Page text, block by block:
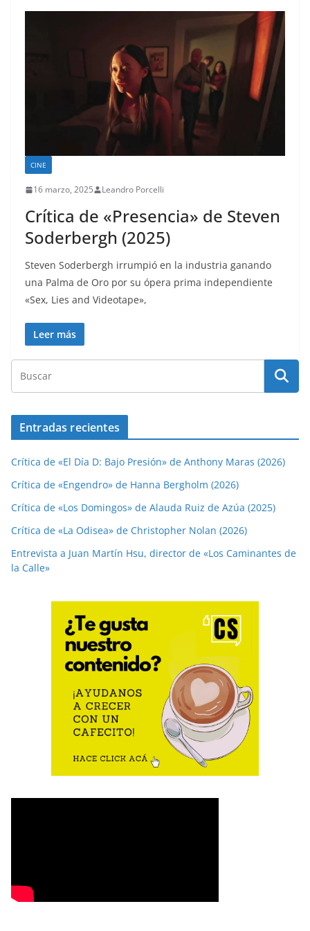
CINE
16 marzo, 2025 Leandro Porcelli
Crítica de «Presencia» de Steven
Soderbergh (2025)
Steven Soderbergh irrumpió en la industria ganando
una Palma de Oro por su ópera prima independiente
«Sex, Lies and Videotape»,
Leer más
Entradas recientes
Crítica de «El Día D: Bajo Presión» de Anthony Maras (2026)
Crítica de «Engendro» de Hanna Bergholm (2026)
Crítica de «Los Domingos» de Alauda Ruiz de Azúa (2025)
Crítica de «La Odisea» de Christopher Nolan (2026)
Entrevista a Juan Martín Hsu, director de «Los Caminantes de
la Calle»